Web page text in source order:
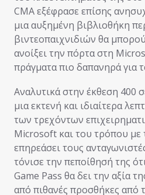
CMA εξέφρασε επίσης
μια αυξημένη βιβλιοθήκη
βιντεοπαιχνιδιών θα
ανοίξει την πόρτα στη
πράγματα πιο δαπανηρά για
Αναλυτικά στην έκθεση 400
μια εκτενή και ιδιαίτερα
των τρεχόντων
Microsoft και του τρόπου με
επηρεάσει τους
τόνισε την πεποίθησή της
Game Pass θα δει την αξία
από πιθανές προσθήκες από